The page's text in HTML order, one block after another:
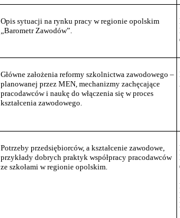
Opis sytuacji na rynku pracy w regionie opolskim
„Barometr Zawodów”.
Główne założenia reformy szkolnictwa zawodowego –
planowanej przez MEN, mechanizmy zachęcające
pracodawców i naukę do włączenia się w proces
kształcenia zawodowego.
Potrzeby przedsiębiorców, a kształcenie zawodowe,
przykłady dobrych praktyk współpracy pracodawców
ze szkołami w regionie opolskim.